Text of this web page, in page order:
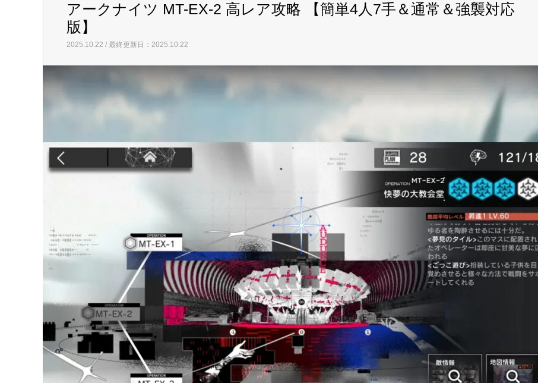
アークナイツ MT-EX-2 高レア攻略 【簡単4人7手＆通常＆強襲対応
版】
2025.10.22 / 最終更新日：2025.10.22